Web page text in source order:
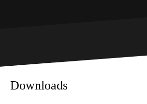
Downloads